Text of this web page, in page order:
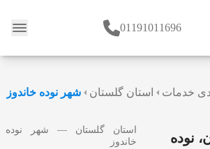
وبلاگ 01191011696
خدمات استان گلستان شهر نوده خاندوز
نوده
استان گلستان — شهر نوده
خاندوز